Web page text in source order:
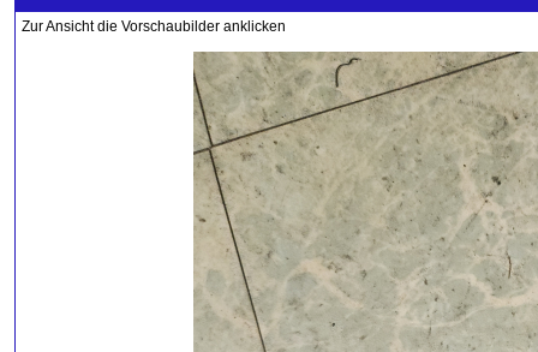
Zur Ansicht die Vorschaubilder anklicken